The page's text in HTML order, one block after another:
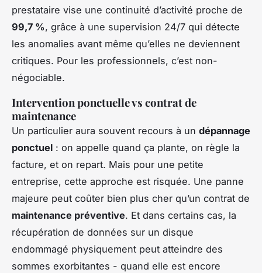
prestataire vise une continuité d’activité proche de
99,7 %, grâce à une supervision 24/7 qui détecte
les anomalies avant même qu’elles ne deviennent
critiques. Pour les professionnels, c’est non-
négociable.
Intervention ponctuelle vs contrat de
maintenance
Un particulier aura souvent recours à un dépannage
ponctuel : on appelle quand ça plante, on règle la
facture, et on repart. Mais pour une petite
entreprise, cette approche est risquée. Une panne
majeure peut coûter bien plus cher qu’un contrat de
maintenance préventive. Et dans certains cas, la
récupération de données sur un disque
endommagé physiquement peut atteindre des
sommes exorbitantes - quand elle est encore